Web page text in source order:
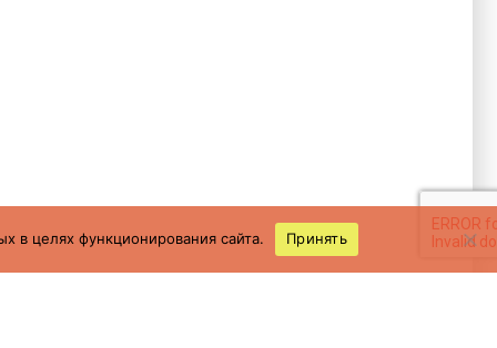
в целях функционирования сайта. Принять